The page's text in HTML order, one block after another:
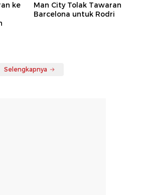
ke
Man City Tolak Tawaran
Barcelona untuk Rodri
Selengkapnya